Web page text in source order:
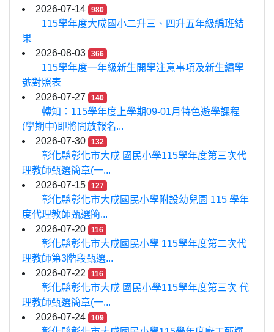
2026-07-14
980
115學年度大成國小二升三、四升五年級編班結
果
2026-08-03
366
115學年度一年級新生開學注意事項及新生繡學
號對照表
2026-07-27
140
轉知：115學年度上學期09-01月特色遊學課程
(學期中)即將開放報名...
2026-07-30
132
彰化縣彰化市大成 國民小學115學年度第三次代
理教師甄選簡章(一...
2026-07-15
127
彰化縣彰化市大成國民小學附設幼兒園 115 學年
度代理教師甄選簡...
2026-07-20
116
彰化縣彰化市大成國民小學 115學年度第二次代
理教師第3階段甄選...
2026-07-22
116
彰化縣彰化市大成 國民小學115學年度第三次 代
理教師甄選簡章(一...
2026-07-24
109